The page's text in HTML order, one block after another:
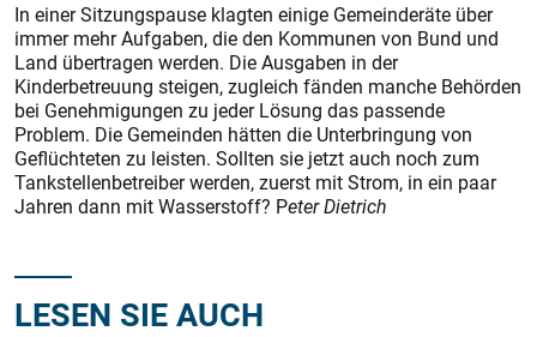
In einer Sitzungspause klagten einige Gemeinderäte über
immer mehr Aufgaben, die den Kommunen von Bund und
Land übertragen werden. Die Ausgaben in der
Kinderbetreuung steigen, zugleich fänden manche Behörden
bei Genehmigungen zu jeder Lösung das passende
Problem. Die Gemeinden hätten die Unterbringung von
Geflüchteten zu leisten. Sollten sie jetzt auch noch zum
Tankstellenbetreiber werden, zuerst mit Strom, in ein paar
Jahren dann mit Wasserstoff? Peter Dietrich
LESEN SIE AUCH